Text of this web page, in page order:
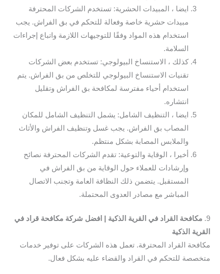
ايضا ، المبيدات الحشرية: تستخدم الشركات المحترفة
مبيدات حشرية خاصة وفعالة للتحكم في بق الفراش. يجب
استخدام هذه المواد وفقًا للتوجيهات اللازمة واتباع إجراءات
السلامة.
كذلك ، الاستنساخ البيولوجي: تستخدم بعض الشركات
تقنيات الاستنساخ البيولوجي للتخلص من بق الفراش. يتم
استخدام أحياء مفترسة لمكافحة بق الفراش وتقليل
انتشاره.
ايضا ، التنظيف الشامل: يشمل التنظيف الشامل للمكان
المصاب بق الفراش. يجب غسل وتنظيف الفراش والأثاث
والملابس المصابة بشكل منتظم.
أخيرا ، الوقاية والتوعية: تقدم الشركات المحترفة نصائح
وإرشادات للعملاء حول الوقاية من بق الفراش في
المستقبل. يتضمن ذلك النظافة العامة وتجنب الاتصال
المباشر مع مصادر العدوى المحتملة.
9. مكافحة القراد في القرية الذكية | افضل شركة مكافحة قراد في
القرية الذكية
مكافحة القراد المحترفة. تعمل هذه الشركات على توفير خدمات
متخصصة للتحكم في القراد والقضاء عليه بشكل فعال.